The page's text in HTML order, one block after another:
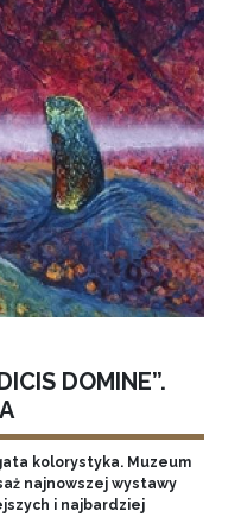
DOMINE”.
kolorystyka. Muzeum
najnowszej wystawy
i najbardziej